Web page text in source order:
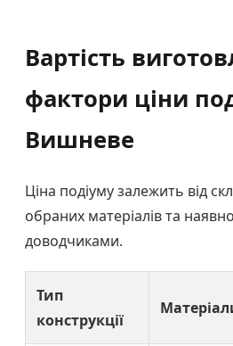
Вартість
фактори ціни
Вишневе
Ціна подіуму залежить від
обраних матеріалів та
доводчиками.
Тип
конструкції